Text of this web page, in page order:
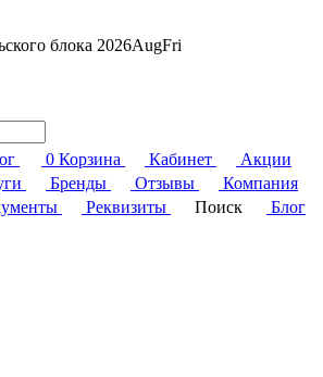
блока 2026AugFri
0 Корзина Кабинет
Акции
Бренды Отзывы
Компания
Реквизиты Поиск
Блог